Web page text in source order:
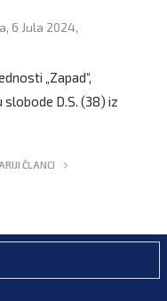
6 Jula 2024,
„Zapad“,
D.S. (38) iz
ČLANCI